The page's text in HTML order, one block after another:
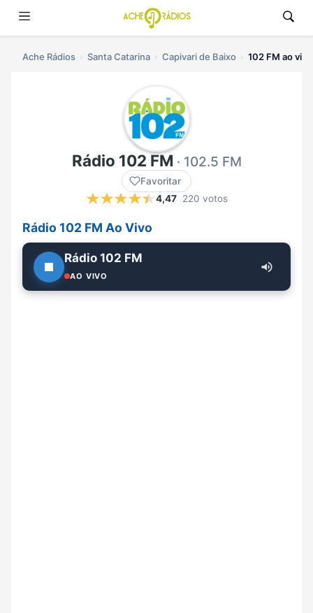
Ache Rádios Santa Catarina Capivari de Baixo 102 FM ao vivo
Rádio 102 FM · 102.5 FM
Favoritar
4,47 220 votos
Rádio 102 FM Ao Vivo
Rádio 102 FM
AO VIVO